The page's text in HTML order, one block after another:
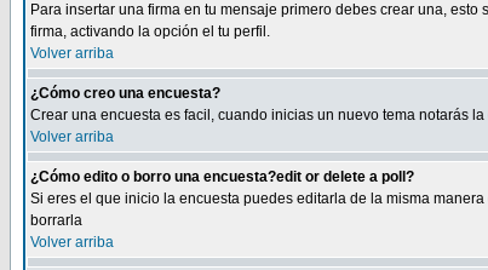
Para insertar una firma en tu mensaje primero debes crear una,
firma, activando la opción el tu perfil.
Volver arriba
¿Cómo creo una encuesta?
Crear una encuesta es facil, cuando inicias un nuevo tema notarás la
Volver arriba
¿Cómo edito o borro una encuesta?edit or delete a poll?
Si eres el que inicio la encuesta puedes editarla de la misma
borrarla
Volver arriba